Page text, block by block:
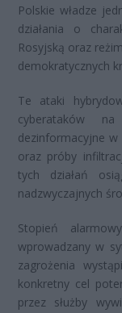
Polskie władze
działania o
Rosyjską oraz
demokratycznych
Te ataki
cyberataków
dezinformacyjne
oraz próby
tych działań
nadzwyczajnych
Stopień
wprowadzany w
zagrożenia
konkretny cel
przez służby